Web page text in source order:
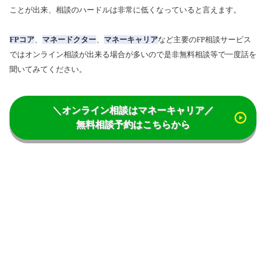
ことが出来、相談のハードルは非常に低くなっていると言えます。
FPコア マネードクター マネーキャリアなど主要のFP相談サービス
ではオンライン相談が出来る場合が多いので是非無料相談等で一度話を
聞いてみてください。
＼オンライン相談はマネーキャリア／
無料相談予約はこちらから